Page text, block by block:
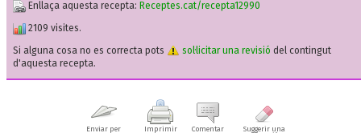
Enllaça aquesta recepta: Receptes.cat/recepta12990
2109 visites.
Si alguna cosa no es correcta pots
sol·licitar una revisió del contingut
d'aquesta recepta.
Enviar per
Imprimir Comentar
Suggerir una